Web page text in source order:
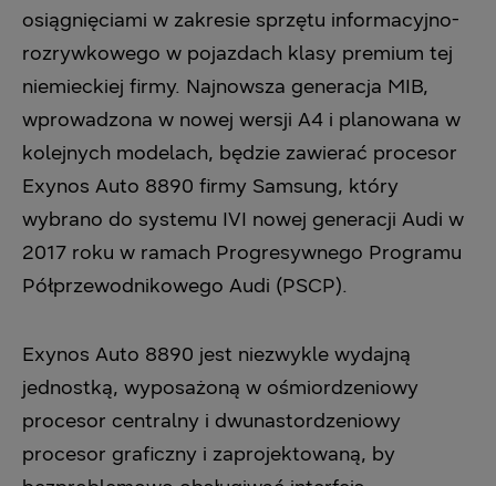
osiągnięciami w zakresie sprzętu informacyjno-
rozrywkowego w pojazdach klasy premium tej
niemieckiej firmy. Najnowsza generacja MIB,
wprowadzona w nowej wersji A4 i planowana w
kolejnych modelach, będzie zawierać procesor
Exynos Auto 8890 firmy Samsung, który
wybrano do systemu IVI nowej generacji Audi w
2017 roku w ramach Progresywnego Programu
Półprzewodnikowego Audi (PSCP).
Exynos Auto 8890 jest niezwykle wydajną
jednostką, wyposażoną w ośmiordzeniowy
procesor centralny i dwunastordzeniowy
procesor graficzny i zaprojektowaną, by